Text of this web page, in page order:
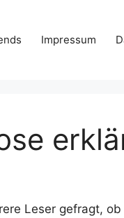
Impressum
Leser gefragt,